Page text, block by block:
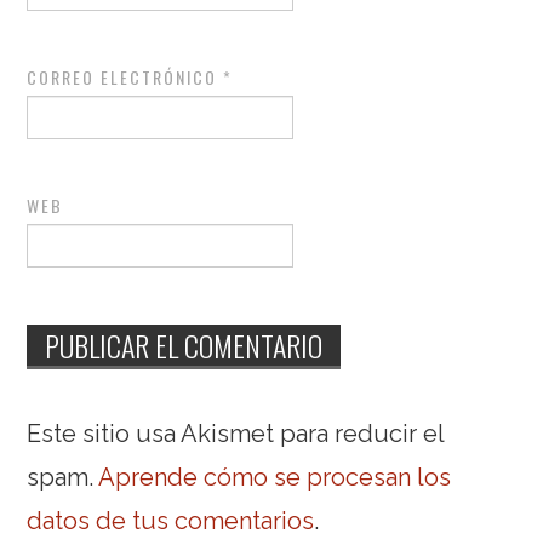
CORREO ELECTRÓNICO *
WEB
Este sitio usa Akismet para reducir el
spam.Aprende cómo se procesan los
datos de tus comentarios.